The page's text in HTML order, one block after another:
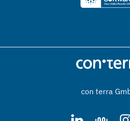
con terra